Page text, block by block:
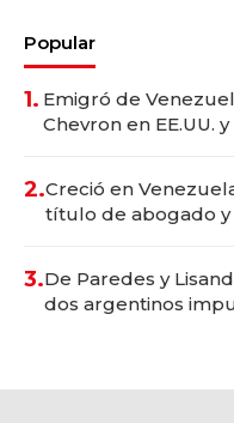
Popular
1. Emigró de
Chevron en EE.UU.
2.Creció en
título de abogado
3.De Paredes y
dos argentinos